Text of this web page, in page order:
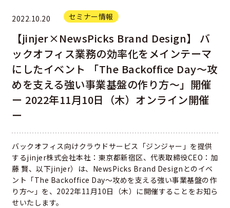
2022.10.20 セミナー情報
【jinjer×NewsPicks Brand Design】 バ
ックオフィス業務の効率化をメインテーマ
にしたイベント 「The Backoffice Day〜攻
めを支える強い事業基盤の作り方〜」開催
ー 2022年11月10日（木）オンライン開催
ー
バックオフィス向けクラウドサービス「ジンジャー」を提供
するjinjer株式会社本社：東京都新宿区、代表取締役CEO：加
藤 賢、以下jinjer）は、NewsPicks Brand Designとのイベ
ント「The Backoffice Day〜攻めを支える強い事業基盤の作
り方〜」を、2022年11月10日（木）に開催することをお知ら
せいたします。